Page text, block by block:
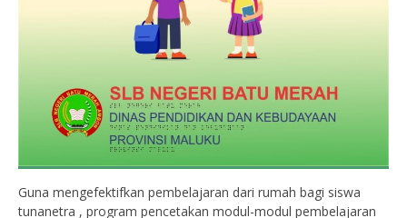
Guna mengefektifkan pembelajaran dari rumah bagi siswa
tunanetra , program pencetakan modul-modul pembelajaran